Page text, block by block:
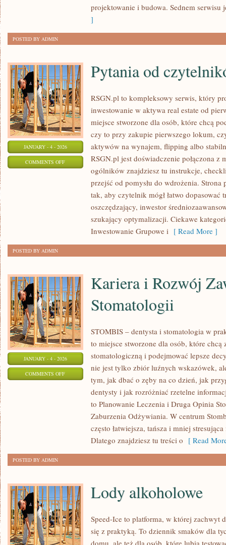
projektowanie i budowa. Sednem serwisu
]
POSTED BY ADMIN
JANUARY - 4 - 2026
COMMENTS OFFON
CZYTELNIKÓW
Pytania od
RSGN.pl to kompleksowy serwis, który
inwestowanie w aktywa real estate od
miejsce stworzone dla osób, które chcą
czy to przy zakupie pierwszego lokum,
aktywów na wynajem, flipping albo
RSGN.pl jest doświadczenie połączona z
ogólników znajdziesz tu instrukcje,
przejść od pomysłu do wdrożenia.
tak, aby czytelnik mógł łatwo dopasować
oszczędzający, inwestor
szukający optymalizacji. Ciekawe
Inwestowanie Grupowe i [ Read More ]
POSTED BY ADMIN
JANUARY - 4 - 2026
COMMENTS OFFON
Kariera i Rozwój
Stomatologii
STOMBIS – dentysta i stomatologia w
to miejsce stworzone dla osób, które
stomatologiczną i podejmować lepsze
nie jest tylko zbiór luźnych wskazówek,
tym, jak dbać o zęby na co dzień, jak
dentysty i jak rozróżniać rzetelne
to Planowanie Leczenia i Druga Opinia
Zaburzenia Odżywiania. W centrum
często łatwiejsza, tańsza i mniej
Dlatego znajdziesz tu treści o [ Read
POSTED BY ADMIN
Lody alkoholowe
Speed-Ice to platforma, w której zachwyt
się z praktyką. To dziennik smaków dla
domu, ale też dla osób, które lubią